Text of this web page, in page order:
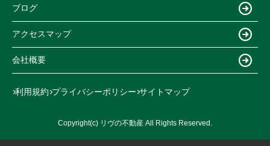
ブログ
アクセスマップ
会社概要
利用規約 プライバシーポリシー サイトマップ
Copyright(c) リヴの不動産 All Rights Reserved.